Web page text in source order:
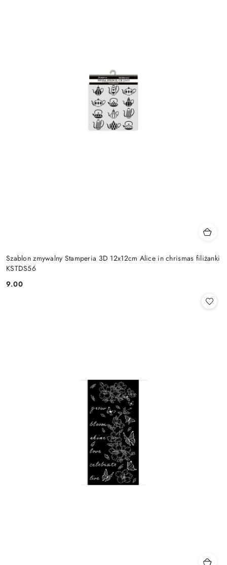
Szablon zmywalny Stamperia 3D 12x12cm Alice in chrismas filiżanki
KSTDS56
Cena:
9.00